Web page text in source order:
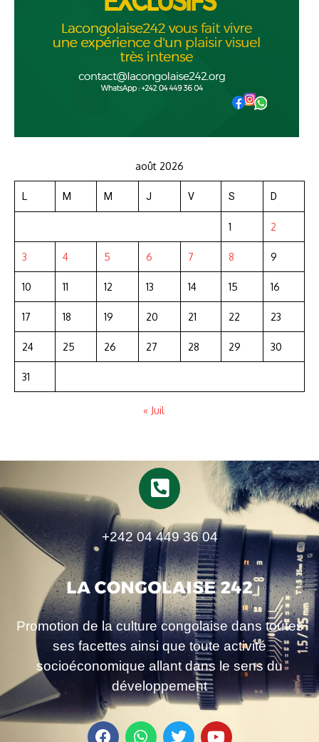
août 2026
L M M J V S D
1 2
3 4 5 6 7 8 9
10 11 12 13 14 15 16
17 18 19 20 21 22 23
24 25 26 27 28 29 30
31
« Juil
+242 04 449 36 04
Promotion de la culture congolaise dans toutes
ses facettes ainsi que toute activité
socioéconomique allant dans le sens du
développement